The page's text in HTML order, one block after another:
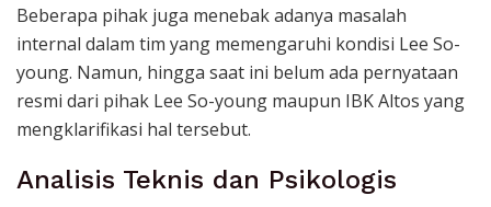
Beberapa pihak juga menebak adanya masalah
internal dalam tim yang memengaruhi kondisi Lee So-
young. Namun, hingga saat ini belum ada pernyataan
resmi dari pihak Lee So-young maupun IBK Altos yang
mengklarifikasi hal tersebut.
Analisis Teknis dan Psikologis